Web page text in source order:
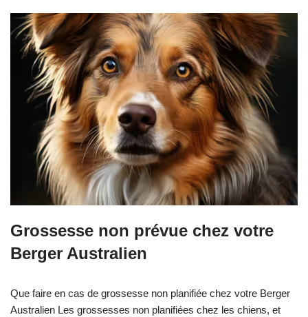
Grossesse non prévue chez votre
Berger Australien
Que faire en cas de grossesse non planifiée chez votre Berger
Australien Les grossesses non planifiées chez les chiens, et